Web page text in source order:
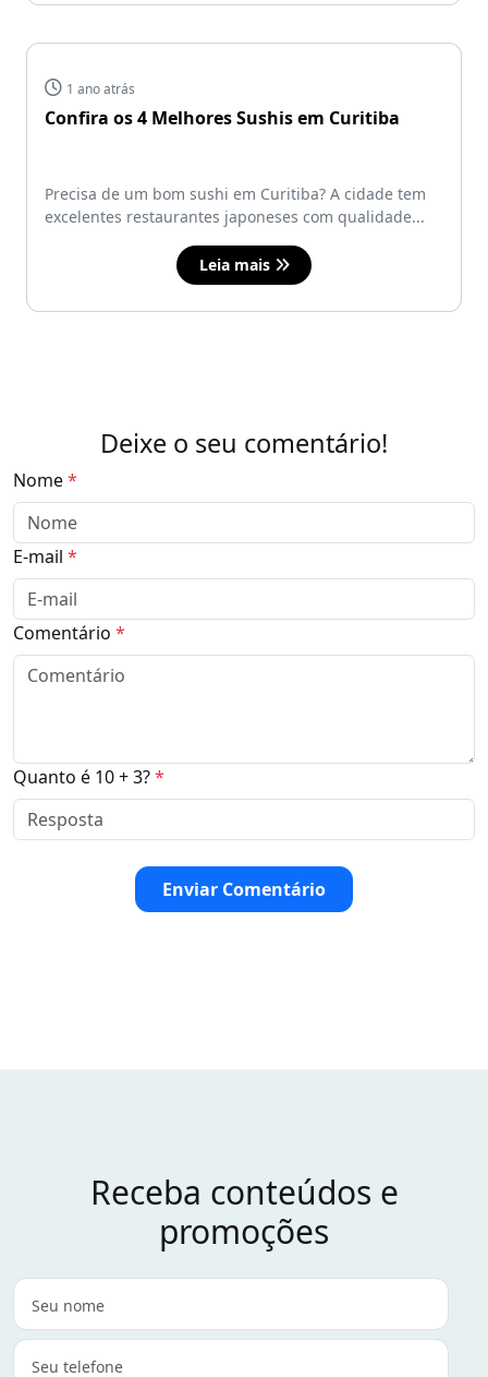
1 ano atrás
Confira os 4 Melhores Sushis em Curitiba
Precisa de um bom sushi em Curitiba? A cidade tem
excelentes restaurantes japoneses com qualidade...
Leia mais
Deixe o seu comentário!
Nome*
E-mail *
Comentário *
Quanto é 10 + 3?*
Enviar Comentário
Receba conteúdos e
promoções